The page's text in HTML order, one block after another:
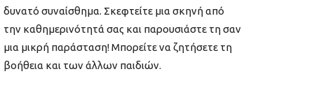
δυνατό συναίσθημα. Σκεφτείτε μια σκηνή από
την καθημερινότητά σας και παρουσιάστε τη σαν
μια μικρή παράσταση! Μπορείτε να ζητήσετε τη
βοήθεια και των άλλων παιδιών.